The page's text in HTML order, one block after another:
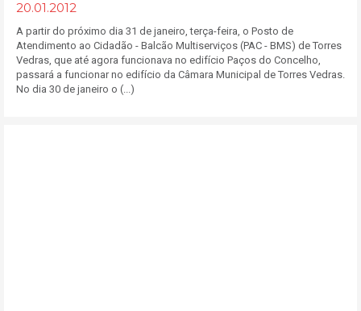
20.01.2012
A partir do próximo dia 31 de janeiro, terça-feira, o Posto de
Atendimento ao Cidadão - Balcão Multiserviços (PAC - BMS) de Torres
Vedras, que até agora funcionava no edifício Paços do Concelho,
passará a funcionar no edifício da Câmara Municipal de Torres Vedras.
No dia 30 de janeiro o (...)